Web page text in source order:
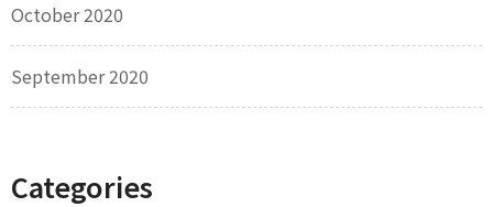
October 2020
September 2020
Categories